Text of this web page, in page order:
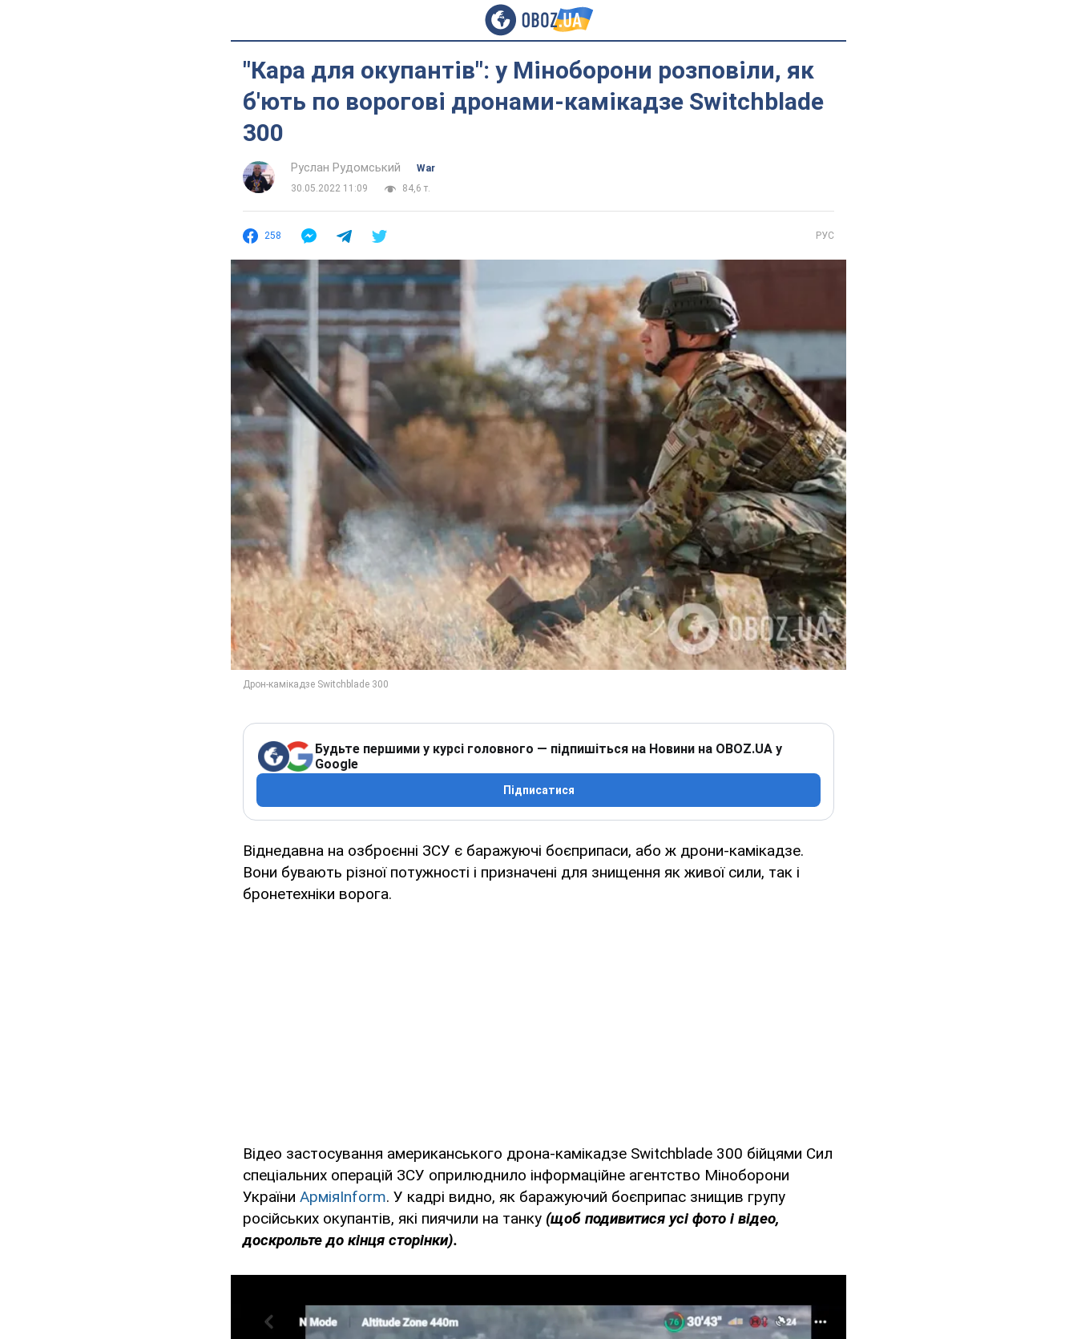
"Кара для окупантів": у Міноборони розповіли, як
б'ють по ворогові дронами-камікадзе Switchblade
300
Руслан Рудомський
War
30.05.2022 11:09
84,6 т.
258 РУС
Будьте першими у курсі головного — підпишіться на Новини на OBOZ.UA у
Google
Підписатися
Віднедавна на озброєнні ЗСУ є баражуючі боєприпаси, або ж дрони-камікадзе.
Вони бувають різної потужності і призначені для знищення як живої сили, так і
бронетехніки ворога.
Відео застосування американського дрона-камікадзе Switchblade 300 бійцями Сил
спеціальних операцій ЗСУ оприлюднило інформаційне агентство Міноборони
України АрміяInform. У кадрі видно, як баражуючий боєприпас знищив групу
російських окупантів, які пиячили на танку (щоб подивитися усі фото і відео,
доскрольте до кінця сторінки).